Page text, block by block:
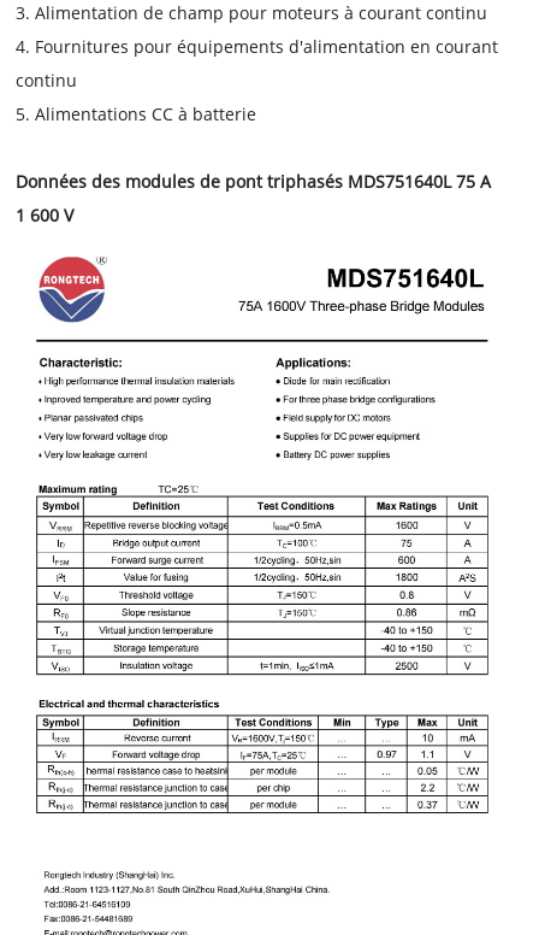
3. Alimentation de champ pour moteurs à courant continu
4. Fournitures pour équipements d'alimentation en courant
continu
5. Alimentations CC à batterie
Données des modules de pont triphasés MDS751640L 75 A
1 600 V